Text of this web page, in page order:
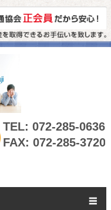
TEL: 072-285-0636
FAX: 072-285-3720
☰